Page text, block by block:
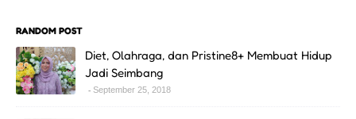
RANDOM POST
Diet, Olahraga, dan Pristine8+ Membuat Hidup
Jadi Seimbang
September 25, 2018